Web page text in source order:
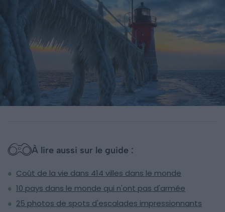
À lire aussi sur le guide :
Coût de la vie dans 414 villes dans le monde
10 pays dans le monde qui n'ont pas d'armée
25 photos de spots d'escalades impressionnants